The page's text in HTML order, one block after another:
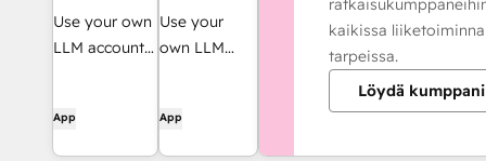
Use your own
LLM account
workflow
actions
App
Use your
own LLM
AI-powered
workflow
App
kaikissa
tarpeissa.
Löydä kumppani